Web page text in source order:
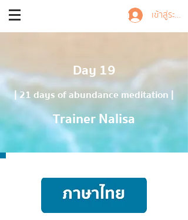
เข้าสู่ระบบ
Trainer Nalisa
Day 19
| 21 days of abundance meditation |
Trainer Nalisa